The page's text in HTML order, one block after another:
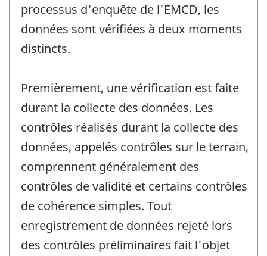
processus d'enquête de l'EMCD, les
données sont vérifiées à deux moments
distincts.
Premièrement, une vérification est faite
durant la collecte des données. Les
contrôles réalisés durant la collecte des
données, appelés contrôles sur le terrain,
comprennent généralement des
contrôles de validité et certains contrôles
de cohérence simples. Tout
enregistrement de données rejeté lors
des contrôles préliminaires fait l'objet